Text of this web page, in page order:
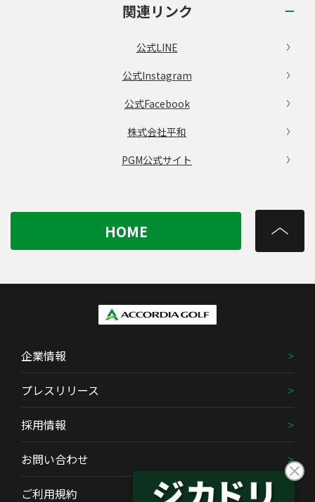
関連リンク
公式LINE
公式Instagram
公式Facebook
株式会社平和
PGM公式サイト
HOME
企業情報
プレスリリース
採用情報
お問い合わせ
ご利用規約